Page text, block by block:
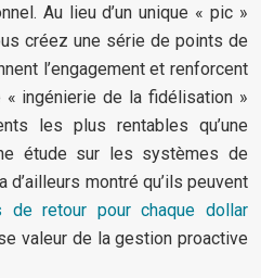
Au lieu d’un unique « pic »
créez une série de points de
l’engagement et renforcent
« ingénierie de la fidélisation »
les plus rentables qu’une
étude sur les systèmes de
montré qu’ils peuvent
de retour pour chaque dollar
valeur de la gestion proactive